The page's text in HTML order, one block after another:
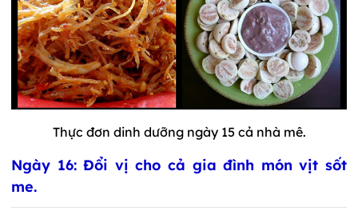
Thực đơn dinh dưỡng ngày 15 cả nhà mê.
Ngày 16: Đổi vị cho cả gia đình món vịt sốt
me.